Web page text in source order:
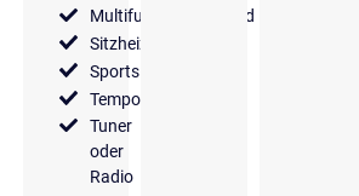
Multifunktionslenkrad
Sitzheizung
Sportsitze
Tempomat
Tuner
oder
Radio